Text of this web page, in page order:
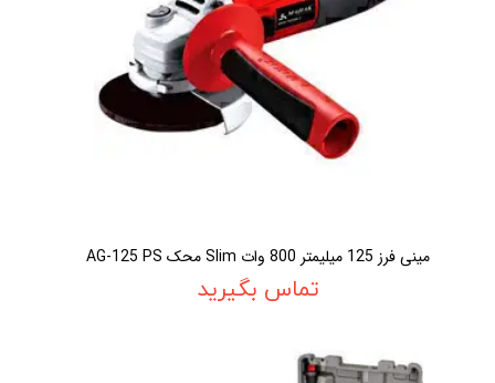
مينی فرز 125 ميليمتر 800 وات Slim محک AG-125 PS
تماس بگیرید